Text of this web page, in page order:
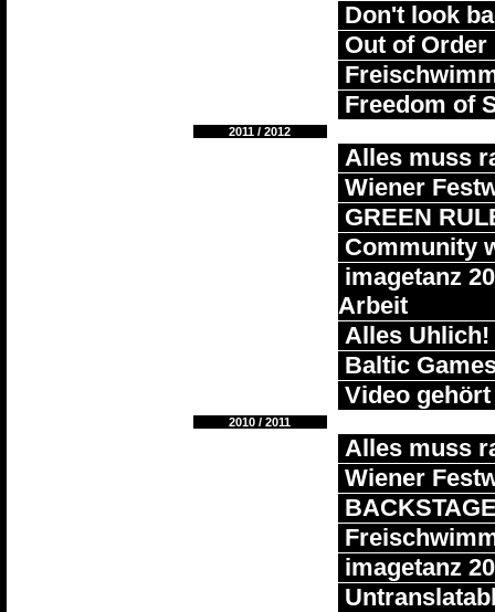
Don't look
Out of Order
Freedom of
2011 / 2012
Alles muss
Wiener
GREEN
Community
imagetanz
Arbeit
Alles Uhlich!
Baltic
Video
2010 / 2011
Alles muss
Wiener
imagetanz